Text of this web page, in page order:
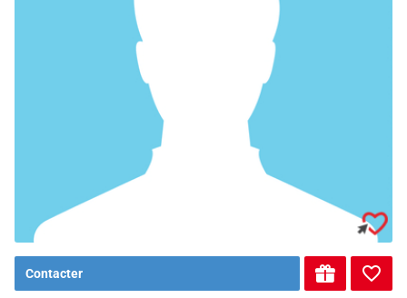
Contacter